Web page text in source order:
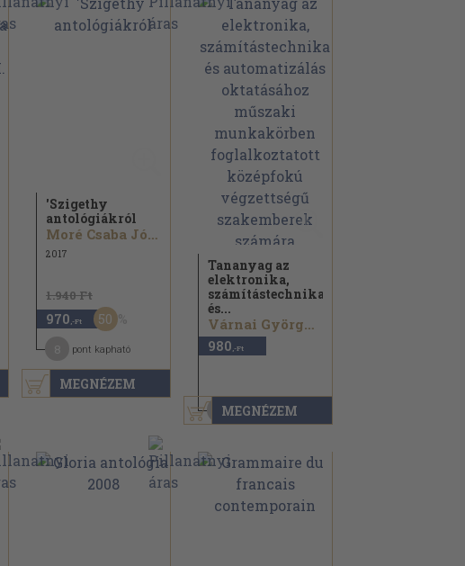
MEGNÉZEM
'Szigethy
antológiákról
Moré Csaba József...
2017
1.940 Ft
970 ,-Ft 50
pont kapható
MEGNÉZEM
Tananyag az
elektronika,
számítástechnika
és...
Várnai Györgyné...
1975
980 ,-Ft
pont kapható